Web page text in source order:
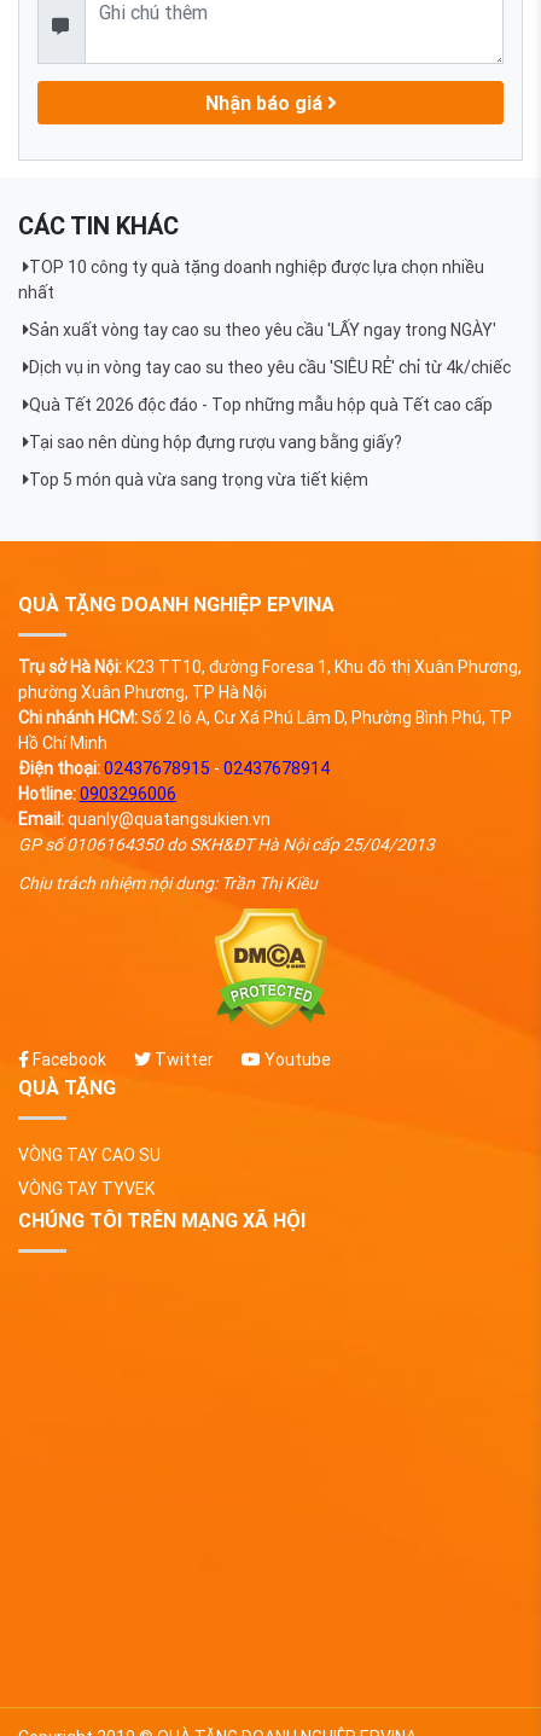
Nhận báo giá
CÁC TIN KHÁC
TOP 10 công ty quà tặng doanh nghiệp được lựa chọn nhiều
nhất
Sản xuất vòng tay cao su theo yêu cầu 'LẤY ngay trong NGÀY'
Dịch vụ in vòng tay cao su theo yêu cầu 'SIÊU RẺ' chỉ từ 4k/chiếc
Quà Tết 2026 độc đáo - Top những mẫu hộp quà Tết cao cấp
Tại sao nên dùng hộp đựng rượu vang bằng giấy?
Top 5 món quà vừa sang trọng vừa tiết kiệm
QUÀ TẶNG DOANH NGHIỆP EPVINA
Trụ sở Hà Nội:K23 TT10, đường Foresa 1, Khu đô thị Xuân Phương,
phường Xuân Phương, TP Hà Nội
Chi nhánh HCM:Số 2 lô A, Cư Xá Phú Lâm D, Phường Bình Phú, TP
Hồ Chí Minh
Điện thoại:02437678915 - 02437678914
Hotline:0903296006
Email:quanly@quatangsukien.vn
GP số 0106164350 do SKH&ĐT Hà Nội cấp 25/04/2013
Chịu trách nhiệm nội dung: Trần Thị Kiều
Facebook Twitter Youtube
QUÀ TẶNG
VÒNG TAY CAO SU
VÒNG TAY TYVEK
CHÚNG TÔI TRÊN MẠNG XÃ HỘI